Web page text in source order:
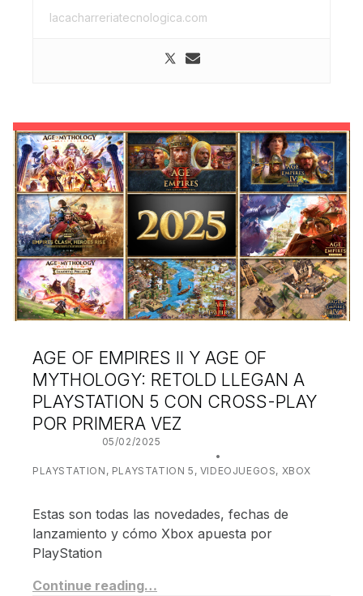
lacacharreriatecnologica.com
AGE OF EMPIRES II Y AGE OF
MYTHOLOGY: RETOLD LLEGAN A
PLAYSTATION 5 CON CROSS-PLAY
POR PRIMERA VEZ
05/02/2025
PLAYSTATION , PLAYSTATION 5 , VIDEOJUEGOS, XBOX
Estas son todas las novedades, fechas de
lanzamiento y cómo Xbox apuesta por
PlayStation
Continue reading…